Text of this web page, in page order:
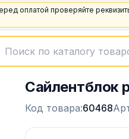
оплатой проверяйте
Сайлентблок
Код товара:60468